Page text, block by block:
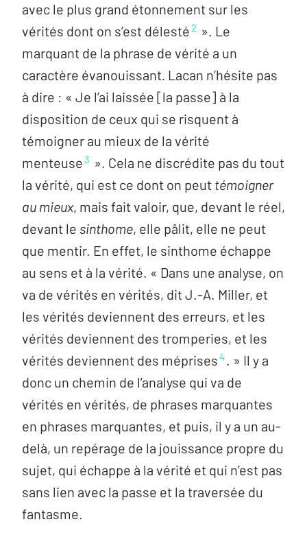
avec le plus grand étonnement sur les
vérités dont on s’est délesté 2 ». Le
marquant de la phrase de vérité a un
caractère évanouissant. Lacan n’hésite pas
à dire : « Je l’ai laissée [la passe] à la
disposition de ceux qui se risquent à
témoigner au mieux de la vérité
menteuse3 ». Cela ne discrédite pas du tout
la vérité, qui est ce dont on peut témoigner
au mieux, mais fait valoir, que, devant le réel,
devant le sinthome, elle pâlit, elle ne peut
que mentir. En effet, le sinthome échappe
au sens et à la vérité. « Dans une analyse, on
va de vérités en vérités, dit J.‑A. Miller, et
les vérités deviennent des erreurs, et les
vérités deviennent des tromperies, et les
vérités deviennent des méprises4. » Il y a
donc un chemin de l’analyse qui va de
vérités en vérités, de phrases marquantes
en phrases marquantes, et puis, il y a un au-
delà, un repérage de la jouissance propre du
sujet, qui échappe à la vérité et qui n’est pas
sans lien avec la passe et la traversée du
fantasme.